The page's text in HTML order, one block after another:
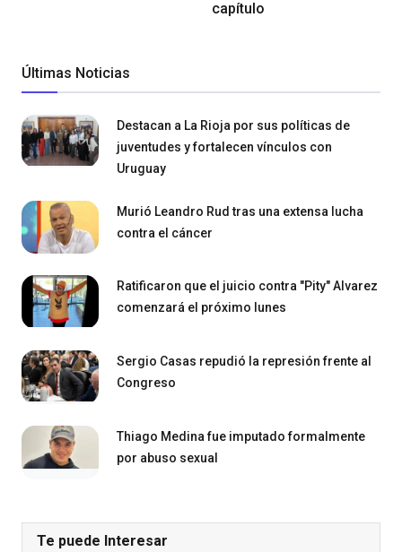
capítulo
Últimas Noticias
Destacan a La Rioja por sus políticas de
juventudes y fortalecen vínculos con
Uruguay
Murió Leandro Rud tras una extensa lucha
contra el cáncer
Ratificaron que el juicio contra "Pity" Alvarez
comenzará el próximo lunes
Sergio Casas repudió la represión frente al
Congreso
Thiago Medina fue imputado formalmente
por abuso sexual
Te puede Interesar